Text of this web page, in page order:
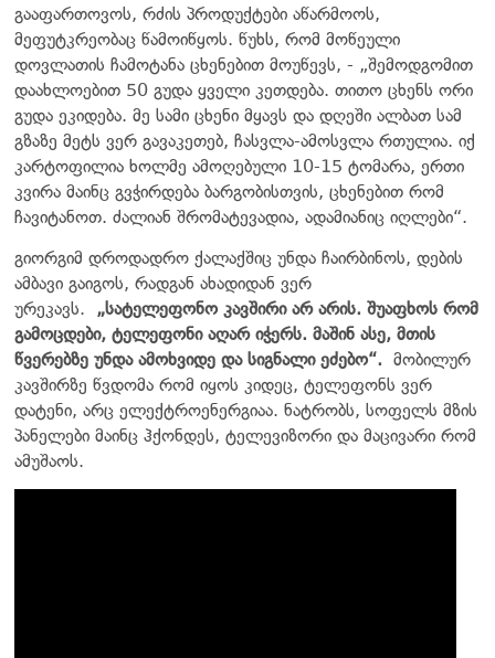
გააფართოვოს, რძის პროდუქტები აწარმოოს,
მეფუტკრეობაც წამოიწყოს. წუხს, რომ მოწეული
დოვლათის ჩამოტანა ცხენებით მოუწევს, - „შემოდგომით
დაახლოებით 50 გუდა ყველი კეთდება. თითო ცხენს ორი
გუდა ეკიდება. მე სამი ცხენი მყავს და დღეში ალბათ სამ
გზაზე მეტს ვერ გავაკეთებ, ჩასვლა-ამოსვლა რთულია. იქ
კარტოფილია ხოლმე ამოღებული 10-15 ტომარა, ერთი
კვირა მაინც გვჭირდება ბარგობისთვის, ცხენებით რომ
ჩავიტანოთ. ძალიან შრომატევადია, ადამიანიც იღლები“.
გიორგიმ დროდადრო ქალაქშიც უნდა ჩაირბინოს, დების
ამბავი გაიგოს, რადგან ახადიდან ვერ
ურეკავს.
„სატელეფონო კავშირი არ არის. შუაფხოს რომ
გამოცდები, ტელეფონი აღარ იჭერს. მაშინ ასე, მთის
წვერებზე უნდა ამოხვიდე და სიგნალი ეძებო“. მობილურ
კავშირზე წვდომა რომ იყოს კიდეც, ტელეფონს ვერ
დატენი, არც ელექტროენერგიაა. ნატრობს, სოფელს მზის
პანელები მაინც ჰქონდეს, ტელევიზორი და მაცივარი რომ
ამუშაოს.